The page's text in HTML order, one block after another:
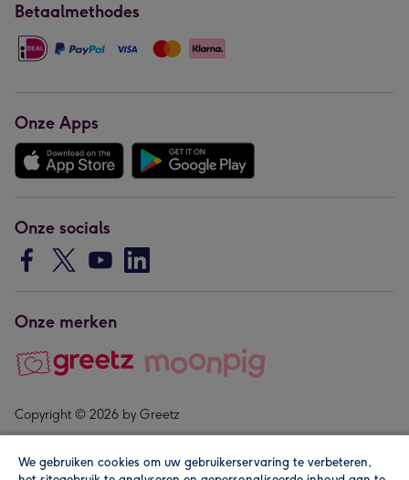
Betaalmethodes
Onze Apps
Onze socials
Onze merken
Copyright © 2026 by Greetz
We gebruiken cookies om uw gebruikerservaring te verbeteren,